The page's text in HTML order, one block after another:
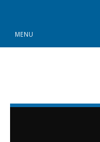
MENU